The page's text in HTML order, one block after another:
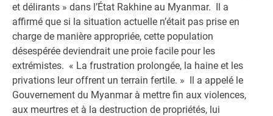
et délirants » dans l’État Rakhine au Myanmar. Il a
affirmé que si la situation actuelle n’était pas prise en
charge de manière appropriée, cette population
désespérée deviendrait une proie facile pour les
extrémistes. « La frustration prolongée, la haine et les
privations leur offrent un terrain fertile. » Il a appelé le
Gouvernement du Myanmar à mettre fin aux violences,
aux meurtres et à la destruction de propriétés, lui